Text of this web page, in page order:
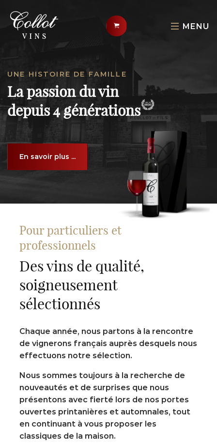
MENU
UNE HISTOIRE DE FAMILLE
La passion du vin
depuis 4 générations
En savoir plus ...
Pour particuliers et
professionnels
Des vins de qualité,
soigneusement
sélectionnés
Chaque année, nous partons à la rencontre
de vignerons français auprès desquels nous
effectuons notre sélection.
Nous sommes toujours à la recherche de
nouveautés et de surprises que nous
présentons avec fierté lors de nos portes
ouvertes printanières et automnales, tout
en continuant à vous proposer les
classiques de la maison.